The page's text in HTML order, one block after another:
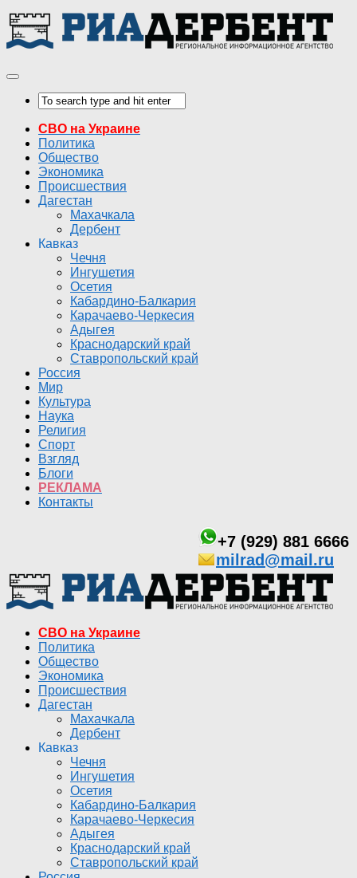
СВО на Украине
Политика
Общество
Экономика
Происшествия
Дагестан
Махачкала
Дербент
Кавказ
Чечня
Ингушетия
Осетия
Кабардино-Балкария
Карачаево-Черкесия
Адыгея
Краснодарский край
Ставропольский край
Россия
Мир
Культура
Наука
Религия
Спорт
Взгляд
Блоги
РЕКЛАМА
Контакты
+7 (929) 881 6666
milrad@mail.ru
СВО на Украине
Политика
Общество
Экономика
Происшествия
Дагестан
Махачкала
Дербент
Кавказ
Чечня
Ингушетия
Осетия
Кабардино-Балкария
Карачаево-Черкесия
Адыгея
Краснодарский край
Ставропольский край